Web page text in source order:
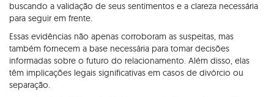
buscando a validação de seus sentimentos e a clareza necessária
para seguir em frente.
Essas evidências não apenas corroboram as suspeitas, mas
também fornecem a base necessária para tomar decisões
informadas sobre o futuro do relacionamento. Além disso, elas
têm implicações legais significativas em casos de divórcio ou
separação.